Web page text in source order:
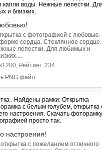
с фотографией с любовью.
сердца. Стеклянное сердце.
лепестки. Для любимых и
Рейтинг: 234
PNG файл
настроения!
с пожеланием отличного